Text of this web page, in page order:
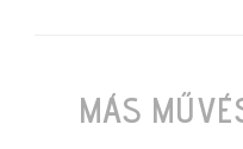
MÁS